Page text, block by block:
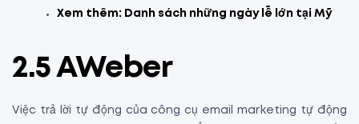
Xem thêm: Danh sách những ngày lễ lớn tại Mỹ
2.5 AWeber
Việc trả lời tự động của công cụ email marketing tự động